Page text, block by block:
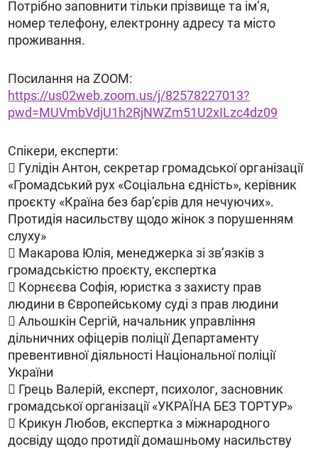
Потрібно заповнити тільки прізвище та ім’я,
номер телефону, електронну адресу та місто
проживання.
Посилання на ZOOM:
https://us02web.zoom.us/j/82578227013?
pwd=MUVmbVdjU1h2RjNWZm51U2xILzc4dz09
Спікери, експерти:
 Гулідін Антон, секретар громадської організації
«Громадський рух «Соціальна єдність», керівник
проєкту «Країна без бар’єрів для нечуючих».
Протидія насильству щодо жінок з порушенням
слуху»
 Макарова Юлія, менеджерка зі зв’язків з
громадськістю проєкту, експертка
 Корнєєва Софія, юристка з захисту прав
людини в Європейському суді з прав людини
 Альошкін Сергій, начальник управління
дільничних офіцерів поліції Департаменту
превентивної діяльності Національної поліції
України
 Грець Валерій, експерт, психолог, засновник
громадської організації «УКРАЇНА БЕЗ ТОРТУР»
 Крикун Любов, експертка з міжнародного
досвіду щодо протидії домашньому насильству